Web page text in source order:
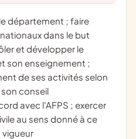
dans le but
et développer le
son enseignement ;
de ses activités selon
conseil
avec l'AFPS ; exercer
au sens donné à ce
vigueur